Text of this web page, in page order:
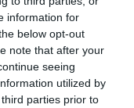
information for
below opt-out
note that after your
seeing
utilized by
parties prior to
την Edie,
έβαζε όλα τα
τους και θα